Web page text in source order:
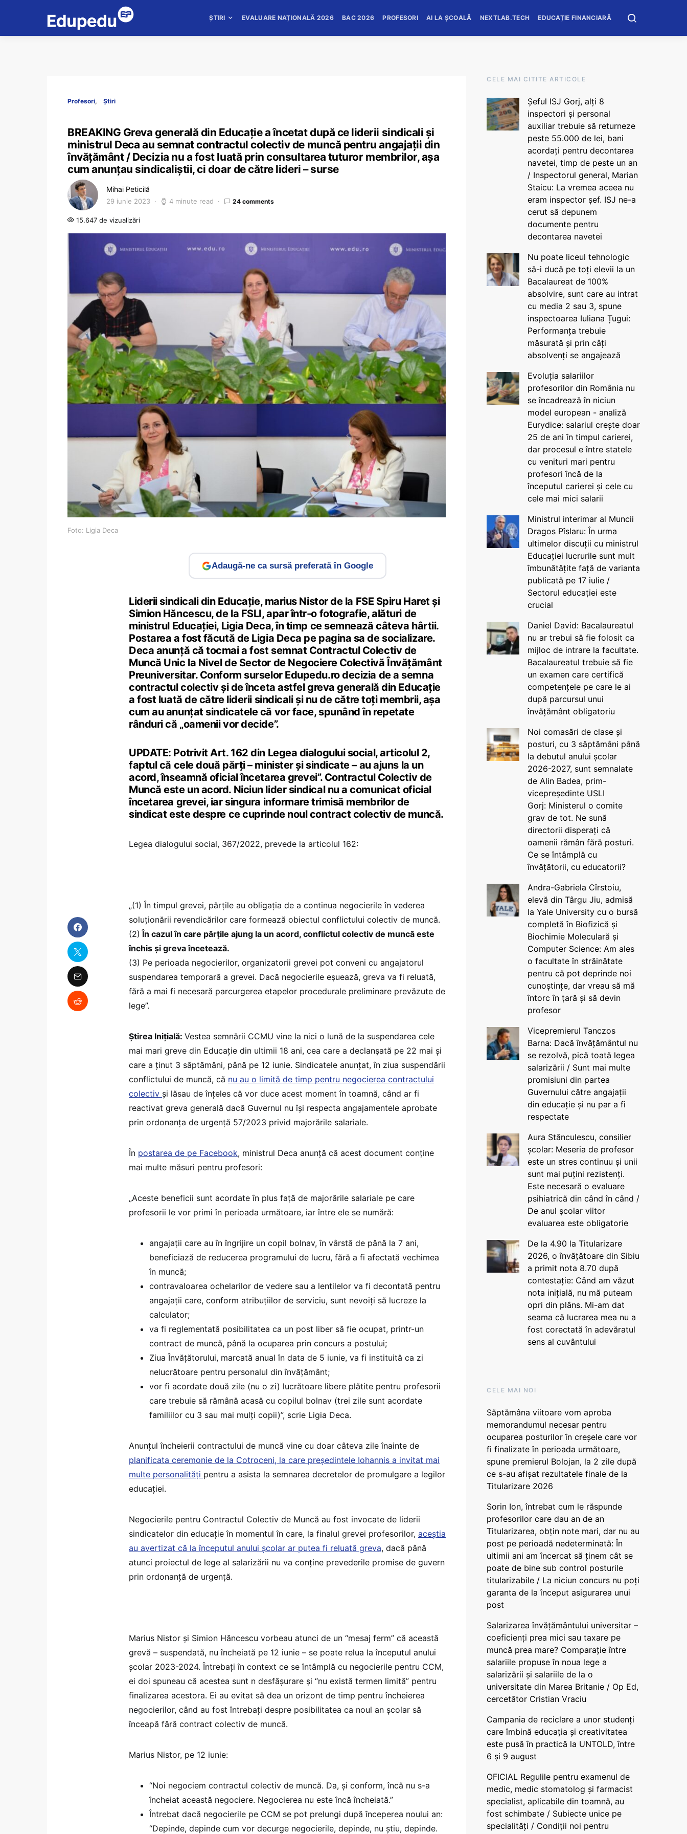
ȘTIRI EVALUARE NAȚIONALĂ 2026 BAC 2026 PROFESORI AI LA ȘCOALĂ NEXTLAB.TECH EDUCAȚIE FINANCIARĂ
Profesori Știri
BREAKING Greva generală din Educație a încetat după ce liderii sindicali și
ministrul Deca au semnat contractul colectiv de muncă pentru angajații din
învățământ / Decizia nu a fost luată prin consultarea tuturor membrilor, așa
cum anunțau sindicaliștii, ci doar de către lideri – surse
Mihai Peticilă
29 iunie 2023 4 minute read 24 comments
15.647 de vizualizări
Foto: Ligia Deca
Adaugă-ne ca sursă preferată în Google
Liderii sindicali din Educație, marius Nistor de la FSE Spiru Haret și
Simion Hăncescu, de la FSLI, apar într-o fotografie, alături de
ministrul Educației, Ligia Deca, în timp ce semnează câteva hârtii.
Postarea a fost făcută de Ligia Deca pe pagina sa de socializare.
Deca anunță că tocmai a fost semnat Contractul Colectiv de
Muncă Unic la Nivel de Sector de Negociere Colectivă Învățământ
Preuniversitar. Conform surselor Edupedu.ro decizia de a semna
contractul colectiv și de înceta astfel greva generală din Educație
a fost luată de către liderii sindicali și nu de către toți membrii, așa
cum au anunțat sindicatele că vor face, spunând în repetate
rânduri că „oamenii vor decide”.
UPDATE: Potrivit Art. 162 din Legea dialogului social, articolul 2,
faptul că cele două părți – minister și sindicate – au ajuns la un
acord, înseamnă oficial încetarea grevei”. Contractul Colectiv de
Muncă este un acord. Niciun lider sindical nu a comunicat oficial
încetarea grevei, iar singura informare trimisă membrilor de
sindicat este despre ce cuprinde noul contract colectiv de muncă.
Legea dialogului social, 367/2022, prevede la articolul 162:
„(1) În timpul grevei, părțile au obligația de a continua negocierile în vederea
soluționării revendicărilor care formează obiectul conflictului colectiv de muncă.
(2) În cazul în care părțile ajung la un acord, conflictul colectiv de muncă este
închis și greva încetează.
(3) Pe perioada negocierilor, organizatorii grevei pot conveni cu angajatorul
suspendarea temporară a grevei. Dacă negocierile eșuează, greva va fi reluată,
fără a mai fi necesară parcurgerea etapelor procedurale preliminare prevăzute de
lege”.
Știrea Inițială: Vestea semnării CCMU vine la nici o lună de la suspendarea cele
mai mari greve din Educație din ultimii 18 ani, cea care a declanșată pe 22 mai și
care a ținut 3 săptămâni, până pe 12 iunie. Sindicatele anunțat, în ziua suspendării
conflictului de muncă, că nu au o limită de timp pentru negocierea contractului
colectiv și lăsau de înțeles că vor duce acest moment în toamnă, când ar fi
reactivat greva generală dacă Guvernul nu își respecta angajamentele aprobate
prin ordonanța de urgență 57/2023 privid majorările salariale.
În postarea de pe Facebook, ministrul Deca anunță că acest document conține
mai multe măsuri pentru profesori:
„Aceste beneficii sunt acordate în plus față de majorările salariale pe care
profesorii le vor primi în perioada următoare, iar între ele se numără:
angajații care au în îngrijire un copil bolnav, în vârstă de până la 7 ani,
beneficiază de reducerea programului de lucru, fără a fi afectată vechimea
în muncă;
contravaloarea ochelarilor de vedere sau a lentilelor va fi decontată pentru
angajații care, conform atribuțiilor de serviciu, sunt nevoiți să lucreze la
calculator;
va fi reglementată posibilitatea ca un post liber să fie ocupat, printr-un
contract de muncă, până la ocuparea prin concurs a postului;
Ziua Învățătorului, marcată anual în data de 5 iunie, va fi instituită ca zi
nelucrătoare pentru personalul din învățământ;
vor fi acordate două zile (nu o zi) lucrătoare libere plătite pentru profesorii
care trebuie să rămână acasă cu copilul bolnav (trei zile sunt acordate
familiilor cu 3 sau mai mulți copii)”, scrie Ligia Deca.
Anunțul încheierii contractului de muncă vine cu doar câteva zile înainte de
planificata ceremonie de la Cotroceni, la care președintele Iohannis a invitat mai
multe personalități pentru a asista la semnarea decretelor de promulgare a legilor
educației.
Negocierile pentru Contractul Colectiv de Muncă au fost invocate de liderii
sindicatelor din educație în momentul în care, la finalul grevei profesorilor, aceștia
au avertizat că la începutul anului școlar ar putea fi reluată greva, dacă până
atunci proiectul de lege al salarizării nu va conține prevederile promise de guvern
prin ordonanță de urgență.
Marius Nistor și Simion Hăncescu vorbeau atunci de un “mesaj ferm” că această
grevă – suspendată, nu încheiată pe 12 iunie – se poate relua la începutul anului
școlar 2023-2024. Întrebați în context ce se întâmplă cu negocierile pentru CCM,
ei doi spuneau că acestea sunt n desfășurare și “nu există termen limită” pentru
finalizarea acestora. Ei au evitat să dea un orizont de timp pentru încheierea
negocierilor, când au fost întrebați despre posibilitatea ca noul an școlar să
înceapă fără contract colectiv de muncă.
Marius Nistor, pe 12 iunie:
“Noi negociem contractul colectiv de muncă. Da, și conform, încă nu s-a
încheiat această negociere. Negocierea nu este încă încheiată.”
Întrebat dacă negocierile pe CCM se pot prelungi după începerea noului an:
“Depinde, depinde cum vor decurge negocierile, depinde, nu știu, depinde.
CELE MAI CITITE ARTICOLE
Șeful ISJ Gorj, alți 8
inspectori și personal
auxiliar trebuie să returneze
peste 55.000 de lei, bani
acordați pentru decontarea
navetei, timp de peste un an
/ Inspectorul general, Marian
Staicu: La vremea aceea nu
eram inspector șef. ISJ ne-a
cerut să depunem
documente pentru
decontarea navetei
Nu poate liceul tehnologic
să-i ducă pe toți elevii la un
Bacalaureat de 100%
absolvire, sunt care au intrat
cu media 2 sau 3, spune
inspectoarea Iuliana Țugui:
Performanța trebuie
măsurată și prin câți
absolvenți se angajează
Evoluția salariilor
profesorilor din România nu
se încadrează în niciun
model european - analiză
Eurydice: salariul crește doar
25 de ani în timpul carierei,
dar procesul e între statele
cu venituri mari pentru
profesori încă de la
începutul carierei și cele cu
cele mai mici salarii
Ministrul interimar al Muncii
Dragos Pîslaru: În urma
ultimelor discuții cu ministrul
Educației lucrurile sunt mult
îmbunătățite față de varianta
publicată pe 17 iulie /
Sectorul educației este
crucial
Daniel David: Bacalaureatul
nu ar trebui să fie folosit ca
mijloc de intrare la facultate.
Bacalaureatul trebuie să fie
un examen care certifică
competențele pe care le ai
după parcursul unui
învățământ obligatoriu
Noi comasări de clase și
posturi, cu 3 săptămâni până
la debutul anului școlar
2026-2027, sunt semnalate
de Alin Badea, prim-
vicepreședinte USLI
Gorj: Ministerul o comite
grav de tot. Ne sună
directorii disperați că
oamenii rămân fără posturi.
Ce se întâmplă cu
învățătorii, cu educatorii?
Andra-Gabriela Cîrstoiu,
elevă din Târgu Jiu, admisă
la Yale University cu o bursă
completă în Biofizică și
Biochimie Moleculară și
Computer Science: Am ales
o facultate în străinătate
pentru că pot deprinde noi
cunoștințe, dar vreau să mă
întorc în țară și să devin
profesor
Vicepremierul Tanczos
Barna: Dacă învățământul nu
se rezolvă, pică toată legea
salarizării / Sunt mai multe
promisiuni din partea
Guvernului către angajații
din educație și nu par a fi
respectate
Aura Stănculescu, consilier
școlar: Meseria de profesor
este un stres continuu și unii
sunt mai puțini rezistenți.
Este necesară o evaluare
psihiatrică din când în când /
De anul școlar viitor
evaluarea este obligatorie
De la 4.90 la Titularizare
2026, o învățătoare din Sibiu
a primit nota 8.70 după
contestație: Când am văzut
nota inițială, nu mă puteam
opri din plâns. Mi-am dat
seama că lucrarea mea nu a
fost corectată în adevăratul
sens al cuvântului
CELE MAI NOI
Săptămâna viitoare vom aproba
memorandumul necesar pentru
ocuparea posturilor în creșele care vor
fi finalizate în perioada următoare,
spune premierul Bolojan, la 2 zile după
ce s-au afișat rezultatele finale de la
Titularizare 2026
Sorin Ion, întrebat cum le răspunde
profesorilor care dau an de an
Titularizarea, obțin note mari, dar nu au
post pe perioadă nedeterminată: În
ultimii ani am încercat să ținem cât se
poate de bine sub control posturile
titularizabile / La niciun concurs nu poți
garanta de la început asigurarea unui
post
Salarizarea învățământului universitar –
coeficienți prea mici sau taxare pe
muncă prea mare? Comparație între
salariile propuse în noua lege a
salarizării și salariile de la o
universitate din Marea Britanie / Op Ed,
cercetător Cristian Vraciu
Campania de reciclare a unor studenți
care îmbină educația și creativitatea
este pusă în practică la UNTOLD, între
6 și 9 august
OFICIAL Regulile pentru examenul de
medic, medic stomatolog și farmacist
specialist, aplicabile din toamnă, au
fost schimbate / Subiecte unice pe
specialități / Condiții noi pentru